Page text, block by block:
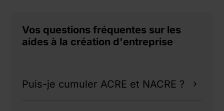
Vos questions fréquentes sur les
aides à la création d'entreprise
Puis-je cumuler ACRE et NACRE ?